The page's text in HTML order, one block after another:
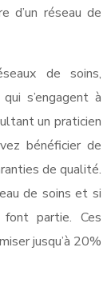
d’un réseau de
de soins,
s’engagent à
un praticien
bénéficier de
de qualité.
de soins et si
partie. Ces
jusqu’à 20%